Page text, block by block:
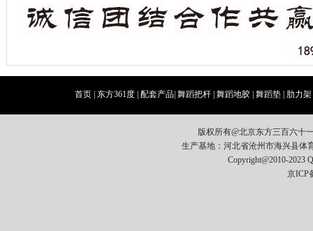
首页| 东方361度| 配套产品| 舞蹈把杆| 舞蹈地胶| 舞蹈垫| 肋力架
版权所有@北京东方三百六十
生产基地：河北省沧州市海兴县体
Copyright@2010-2023
京ICP